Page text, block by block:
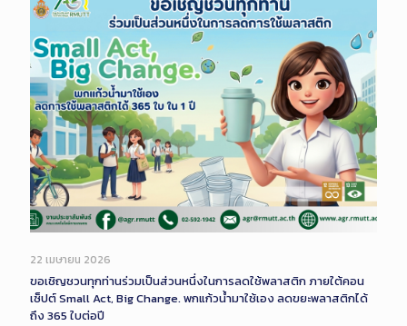
22 เมษายน 2026
ขอเชิญชวนทุกท่านร่วมเป็นส่วนหนึ่งในการลดใช้พลาสติก ภายใต้คอน
เซ็ปต์ Small Act, Big Change. พกแก้วน้ำมาใช้เอง ลดขยะพลาสติกได้
ถึง 365 ใบต่อปี